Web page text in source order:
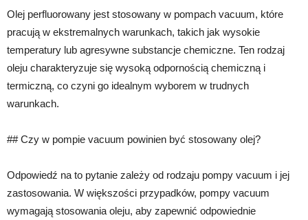
Olej perfluorowany jest stosowany w pompach vacuum, które
pracują w ekstremalnych warunkach, takich jak wysokie
temperatury lub agresywne substancje chemiczne. Ten rodzaj
oleju charakteryzuje się wysoką odpornością chemiczną i
termiczną, co czyni go idealnym wyborem w trudnych
warunkach.
## Czy w pompie vacuum powinien być stosowany olej?
Odpowiedź na to pytanie zależy od rodzaju pompy vacuum i jej
zastosowania. W większości przypadków, pompy vacuum
wymagają stosowania oleju, aby zapewnić odpowiednie